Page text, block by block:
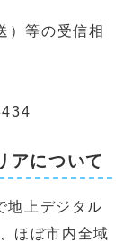
）等の受信相
アについて
地上デジタル
ほぼ市内全域